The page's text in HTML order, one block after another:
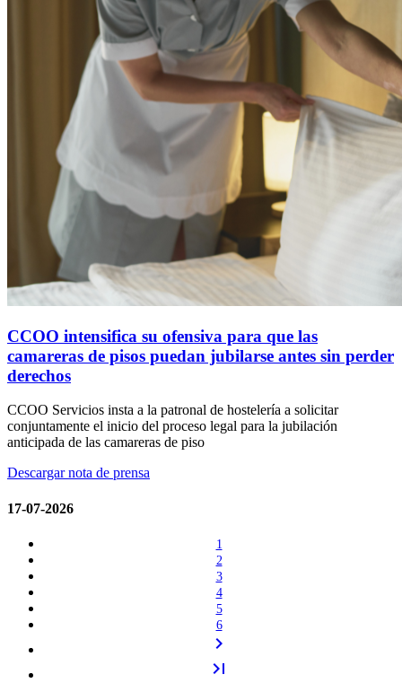
CCOO intensifica su ofensiva para que las
camareras de pisos puedan jubilarse antes sin perder
derechos
CCOO Servicios insta a la patronal de hostelería a solicitar
conjuntamente el inicio del proceso legal para la jubilación
anticipada de las camareras de piso
Descargar nota de prensa
17-07-2026
1
2
3
4
5
6
chevron_right
last_page